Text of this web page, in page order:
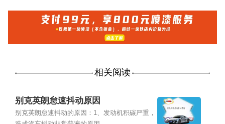
相关阅读
别克英朗怠速抖动原因
别克英朗怠速抖动的原因：1、发动机积碳严重，